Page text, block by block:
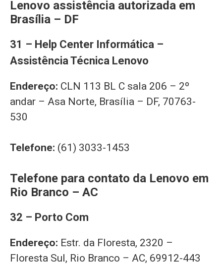
Lenovo assistência autorizada em
Brasília – DF
31 – Help Center Informática –
Assistência Técnica Lenovo
Endereço: CLN 113 BL C sala 206 – 2º
andar – Asa Norte, Brasília – DF, 70763-
530
Telefone: (61) 3033-1453
Telefone para contato da Lenovo em
Rio Branco – AC
32 – Porto Com
Endereço: Estr. da Floresta, 2320 –
Floresta Sul, Rio Branco – AC, 69912-443